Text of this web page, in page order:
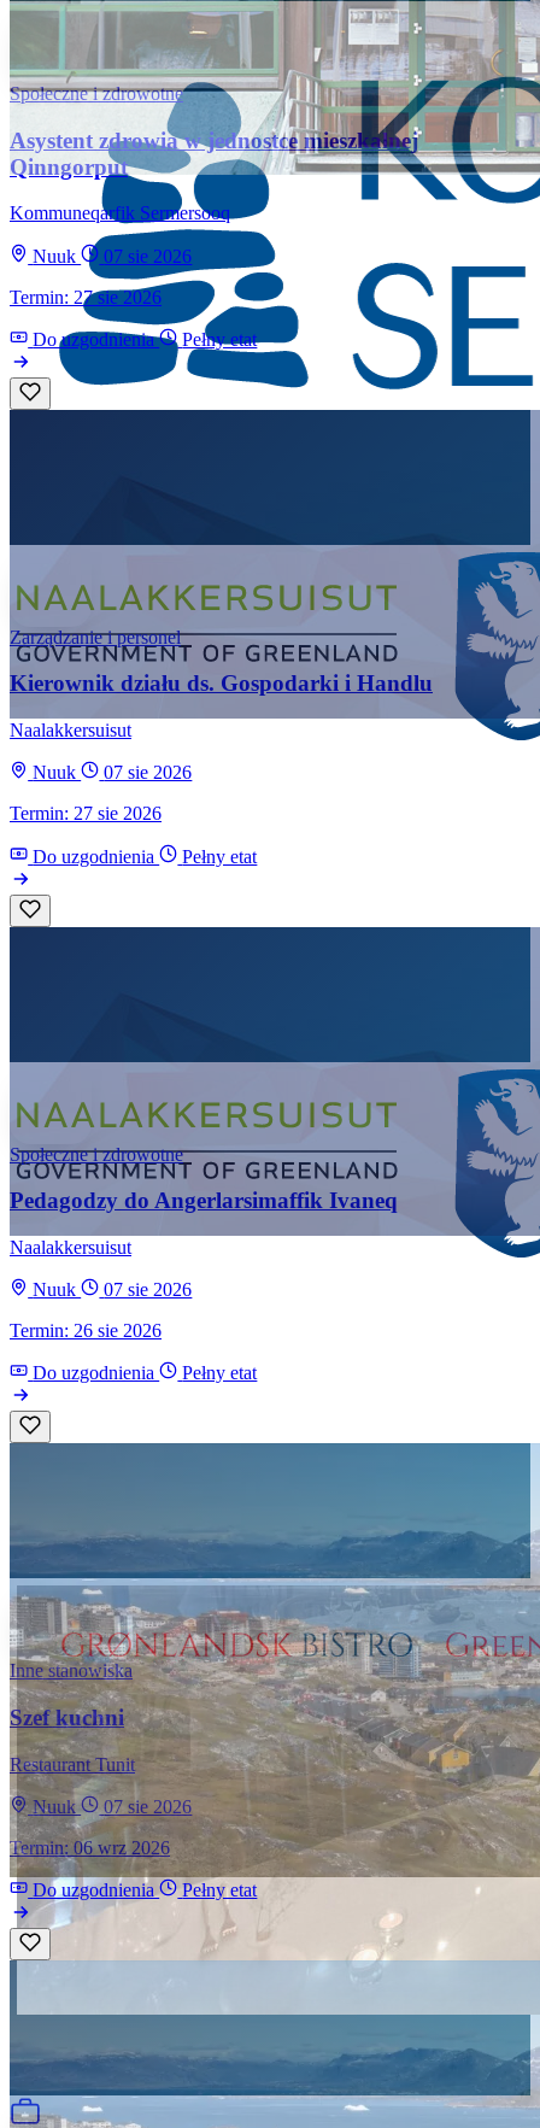
Społeczne i zdrowotne
Asystent zdrowia w jednostce mieszkalnej
Qinngorput
Kommuneqarfik Sermersooq
Nuuk
07 sie 2026
Termin: 27 sie 2026
Do uzgodnienia Pełny etat
Zarządzanie i personel
Kierownik działu ds. Gospodarki i Handlu
Naalakkersuisut
Nuuk
07 sie 2026
Termin: 27 sie 2026
Do uzgodnienia Pełny etat
Społeczne i zdrowotne
Pedagodzy do Angerlarsimaffik Ivaneq
Naalakkersuisut
Nuuk
07 sie 2026
Termin: 26 sie 2026
Do uzgodnienia Pełny etat
Inne stanowiska
Szef kuchni
Restaurant Tunit
Nuuk
07 sie 2026
Termin: 06 wrz 2026
Do uzgodnienia Pełny etat